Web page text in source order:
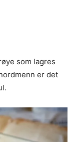
som lagres
er det